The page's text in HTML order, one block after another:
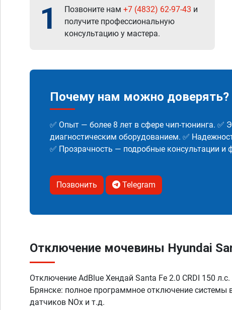
1 Позвоните нам +7 (4832) 62-97-43 и
получите профессиональную
консультацию у мастера.
Почему нам можно доверять?
✅ Опыт — более 8 лет в сфере чип-тюнинга.
диагностическим оборудованием. ✅
✅ Прозрачность — подробные консультации и
Позвонить Telegram
Отключение мочевины Hyundai
Отключение AdBlue Хендай Santa Fe 2.0 CRDI 150
Брянске: полное программное отключение системы
датчиков NOx и т.д.